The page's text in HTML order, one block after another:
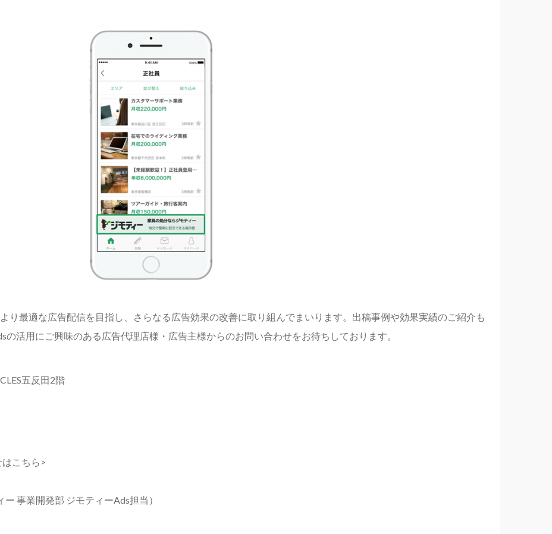
り最適な広告配信を目指し、さらなる広告効果の改善に取り組んでまいります。出稿事例や効果実績のご紹介も
活用にご興味のある広告代理店様・広告主様からのお問い合わせをお待ちしております。
五反田2階
こちら>
事業開発部 ジモティーAds担当）